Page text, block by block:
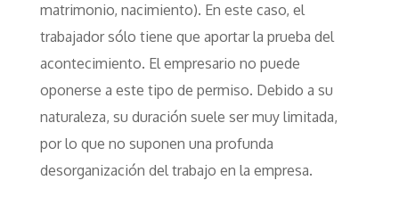
matrimonio, nacimiento). En este caso, el
trabajador sólo tiene que aportar la prueba del
acontecimiento. El empresario no puede
oponerse a este tipo de permiso. Debido a su
naturaleza, su duración suele ser muy limitada,
por lo que no suponen una profunda
desorganización del trabajo en la empresa.